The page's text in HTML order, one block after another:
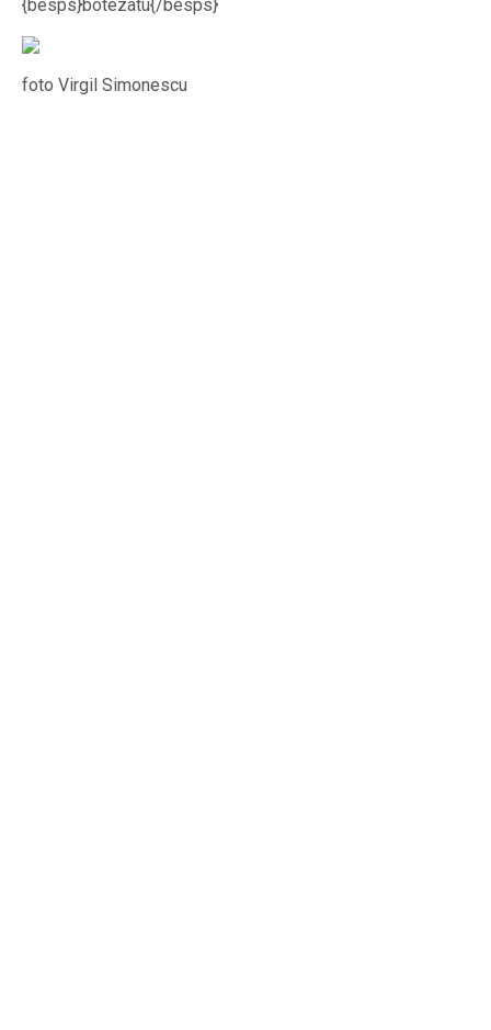
{besps}botezatu{/besps}
foto Virgil Simonescu